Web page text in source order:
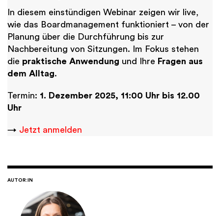
In diesem einstündigen Webinar zeigen wir live,
wie das Boardmanagement funktioniert – von der
Planung über die Durchführung bis zur
Nachbereitung von Sitzungen. Im Fokus stehen
die praktische Anwendung und Ihre Fragen aus
dem Alltag.
Termin: 1. Dezember 2025, 11:00 Uhr bis 12.00
Uhr
→ Jetzt anmelden
AUTOR:IN